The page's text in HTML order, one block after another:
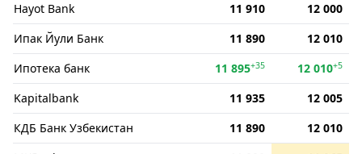
Hayot Bank
11 910
12 000
Ипак Йули Банк
11 890
12 010
Ипотека банк
11 895+35 12 010+5
Kapitalbank 11 935
12 005
КДБ Банк Узбекистан
11 890
12 010